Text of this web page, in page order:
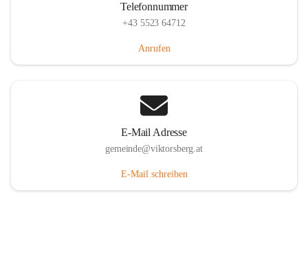
Telefonnummer
+43 5523 64712
Anrufen
E-Mail Adresse
gemeinde@viktorsberg.at
E-Mail schreiben